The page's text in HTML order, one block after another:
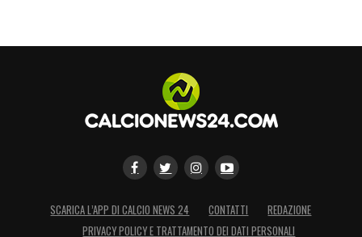
SCARICA L’APP DI CALCIO NEWS 24 CONTATTI
REDAZIONE
PRIVACY POLICY E TRATTAMENTO DEI DATI PERSONALI